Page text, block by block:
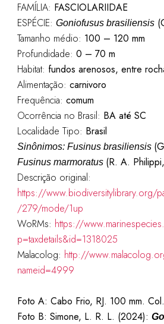
FAMÍLIA: FASCIOLARIIDAE
ESPÉCIE: Goniofusus brasiliensis
Tamanho médio: 100 – 120 mm
Profundidade: 0 – 70 m
Habitat: fundos arenosos, entre
Alimentação: carnivoro
Frequência: comum
Ocorrência no Brasil: BA até SC
Localidade Tipo: Brasil
Sinônimos: Fusinus brasiliensis
Fusinus marmoratus (R. A.
Descrição original:
https://www.biodiversitylibrary.org/
/279/mode/1up
WoRMs: https://
p=taxdetails&id=1318025
Malacolog: http://
nameid=4999
Foto A: Cabo Frio, RJ. 100 mm.
Foto B: Simone, L. R. L. (2024):